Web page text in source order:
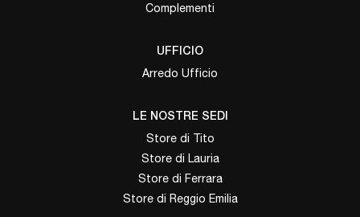
Complementi
UFFICIO
Arredo Ufficio
LE NOSTRE SEDI
Store di Tito
Store di Lauria
Store di Ferrara
Store di Reggio Emilia